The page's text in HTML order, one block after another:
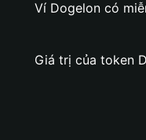
Ví Dogelon có
Giá trị của token